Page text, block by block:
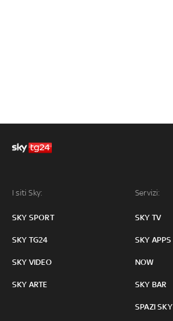
I siti Sky:
SKY SPORT
SKY TG24
SKY VIDEO
SKY ARTE
Servizi:
SKY TV
SKY APPS
NOW
SKY BAR
SPAZI SKY